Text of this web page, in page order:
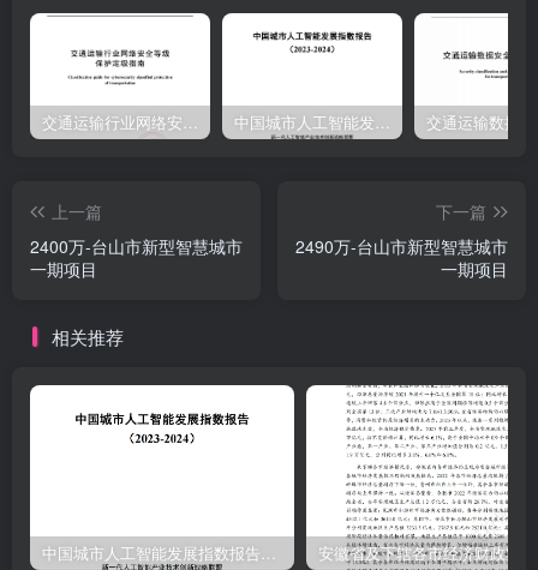
8：00时至12：00第2页
上一篇
2400万-台山市新型智慧城市
一期项目
下一篇
2490万-台山市新型智慧城市
一期项目
相关推荐